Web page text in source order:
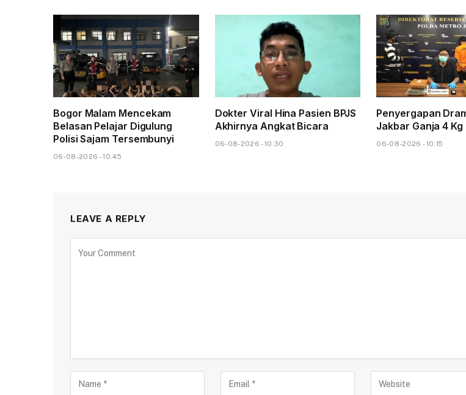
Bogor Malam Mencekam
Belasan Pelajar Digulung
Polisi Sajam Tersembunyi
06-08-2026 - 10.45
Dokter Viral Hina Pasien BPJS
Akhirnya Angkat Bicara
06-08-2026 - 10.30
Penyergapan
Jakbar Ganja 4 Kg
06-08-2026 - 10.15
LEAVE A REPLY